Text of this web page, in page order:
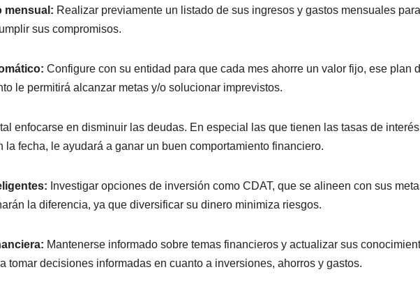
mensual: Realizar previamente un listado de sus ingresos y gastos mensuales para
sus compromisos.
Configure con su entidad para que cada mes ahorre un valor fijo, ese plan
le permitirá alcanzar metas y/o solucionar imprevistos.
enfocarse en disminuir las deudas. En especial las que tienen las tasas de interés
la fecha, le ayudará a ganar un buen comportamiento financiero.
Investigar opciones de inversión como CDAT, que se alineen con sus
la diferencia, ya que diversificar su dinero minimiza riesgos.
Mantenerse informado sobre temas financieros y actualizar sus
tomar decisiones informadas en cuanto a inversiones, ahorros y gastos.